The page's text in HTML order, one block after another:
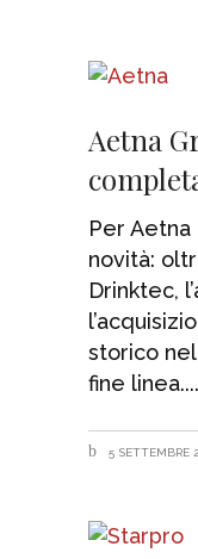
Aetna
Per Aetna
novità:
Drinktec,
storico
fine linea.
5 SETTEMBRE